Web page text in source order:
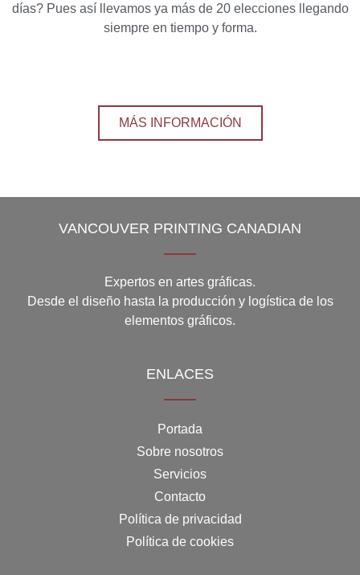
días? Pues así llevamos ya más de 20 elecciones llegando
siempre en tiempo y forma.
MÁS INFORMACIÓN
VANCOUVER PRINTING CANADIAN
Expertos en artes gráficas.
Desde el diseño hasta la producción y logística de los
elementos gráficos.
ENLACES
Portada
Sobre nosotros
Servicios
Contacto
Política de privacidad
Política de cookies